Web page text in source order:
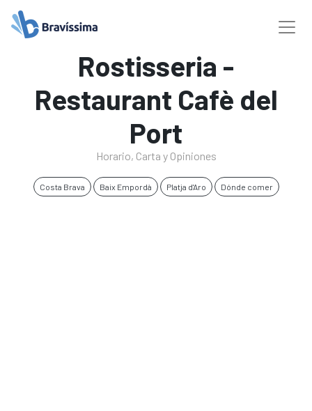
Rostisseria -
Restaurant Cafè del
Port
Horario, Carta y Opiniones
Costa Brava Baix Empordà Platja d'Aro Dónde comer